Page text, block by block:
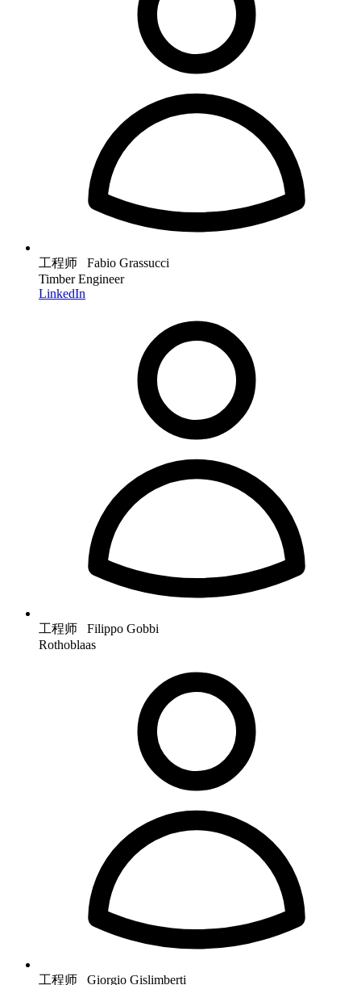
工程师 Fabio Grassucci
Timber Engineer
LinkedIn
工程师 Filippo Gobbi
Rothoblaas
工程师 Giorgio Gislimberti